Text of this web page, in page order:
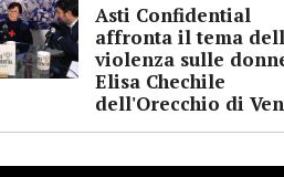
Asti Confidential
affronta il tema
violenza sulle
Elisa Chechile
dell'Orecchio di